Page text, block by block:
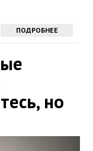
ПОДРОБНЕЕ
но